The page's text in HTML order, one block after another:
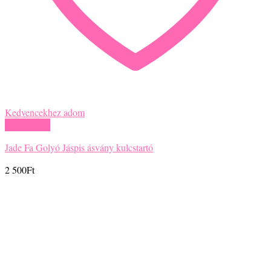
Kedvencekhez adom
Jade Fa Golyó Jáspis ásvány kulcstartó
2 500Ft